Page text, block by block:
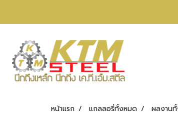
หน้าแรก แกลลอรี่ทั้งหมด ผลงาน